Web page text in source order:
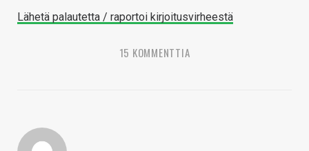
Lähetä palautetta / raportoi kirjoitusvirheestä
15 KOMMENTTIA